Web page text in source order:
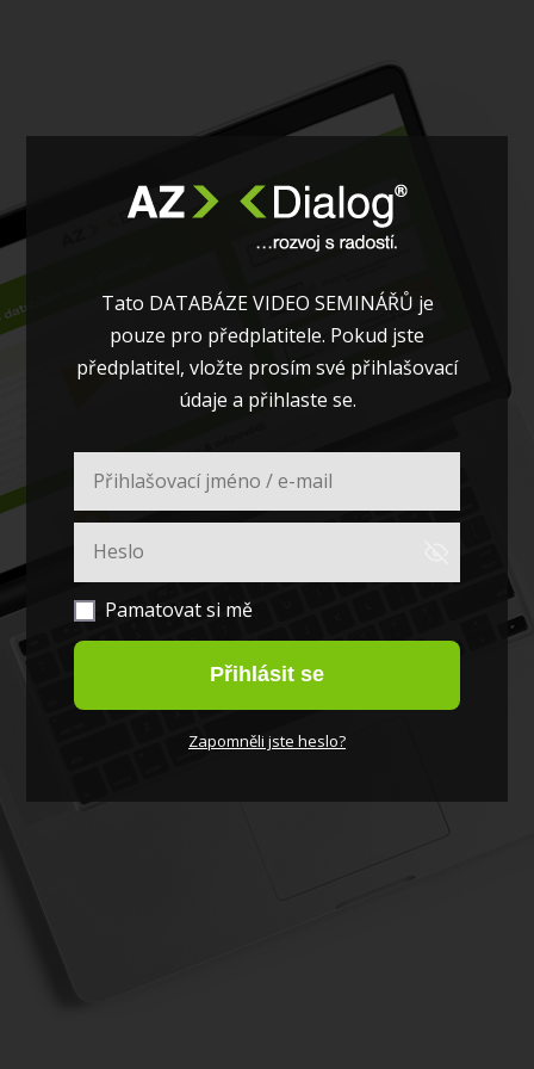
Tato DATABÁZE VIDEO SEMINÁŘŮ je
pouze pro předplatitele. Pokud jste
předplatitel, vložte prosím své přihlašovací
údaje a přihlaste se.
Pamatovat si mě
Přihlásit se
Zapomněli jste heslo?